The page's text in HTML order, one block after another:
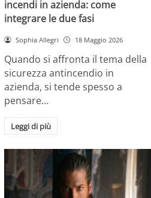
incendi in azienda: come
integrare le due fasi
Sophia Allegri 18 Maggio 2026
Quando si affronta il tema della
sicurezza antincendio in
azienda, si tende spesso a
pensare…
Leggi di più